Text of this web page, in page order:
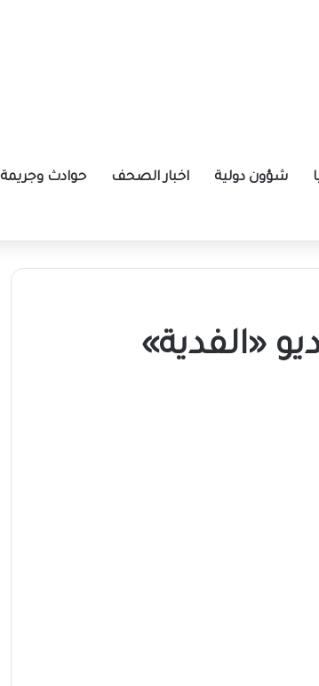
شؤون دولية اخبار الصحف حوادث وجريمة
«الفدية»